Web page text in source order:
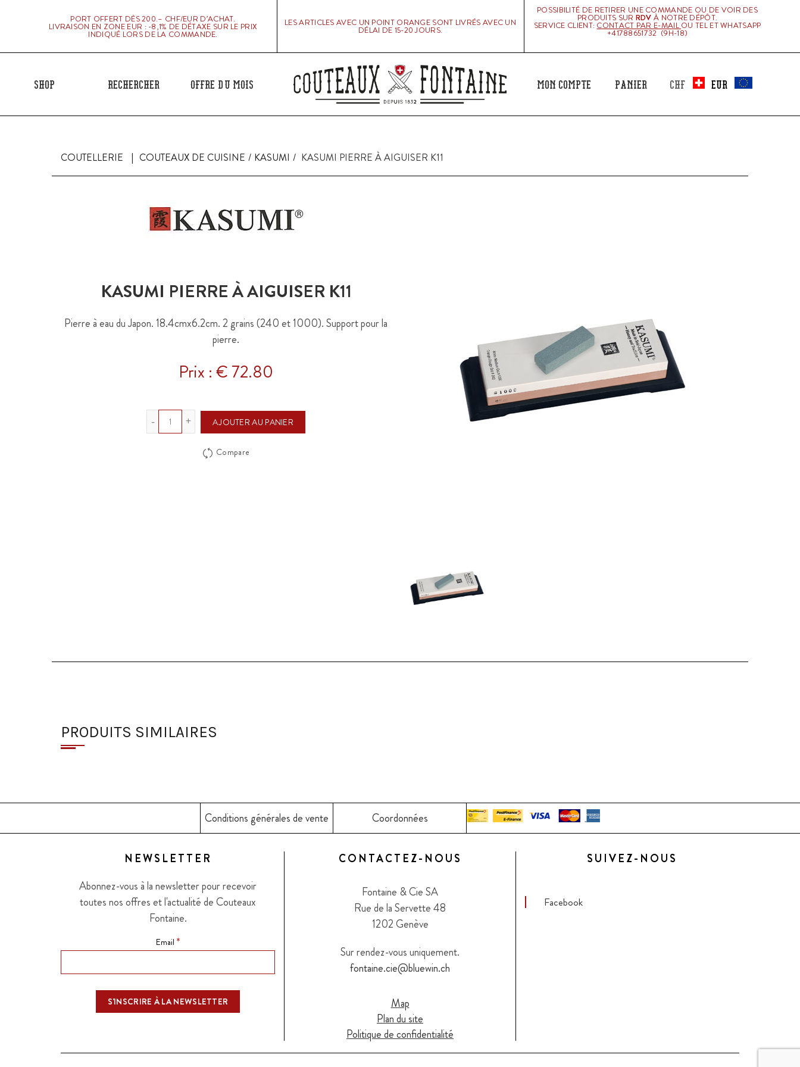
PORT OFFERT DÈS 200.– CHF/EUR D’ACHAT.
LIVRAISON EN ZONE EUR : -8,1% DE DÉTAXE SUR LE PRIX
INDIQUÉ LORS DE LA COMMANDE.
LES ARTICLES AVEC UN POINT ORANGE SONT LIVRÉS AVEC UN
DÉLAI DE 15-20 JOURS.
POSSIBILITÉ DE RETIRER UNE COMMANDE OU DE VOIR DES
PRODUITS SUR RDV À NOTRE DÉPÔT.
SERVICE CLIENT: CONTACT PAR E-MAIL OU TEL ET WHATSAPP
+41788651732 (9H-18)
Shop Rechercher Offre du mois Mon Compte Panier
COUTELLERIE COUTEAUX DE CUISINE KASUMI KASUMI PIERRE À AIGUISER K11
KASUMI PIERRE À AIGUISER K11
Pierre à eau du Japon. 18.4cmx6.2cm. 2 grains (240 et 1000). Support pour la
pierre.
Prix : € 72.80
Quantité
AJOUTER AU PANIER
Compare
PRODUITS SIMILAIRES
Conditions générales de vente Coordonnées
NEWSLETTER
Abonnez-vous à la newsletter pour recevoir
toutes nos offres et l'actualité de Couteaux
Fontaine.
Email *
CONTACTEZ-NOUS
Fontaine & Cie SA
Rue de la Servette 48
1202 Genève
Sur rendez-vous uniquement.
fontaine.cie@bluewin.ch
Map
Plan du site
Politique de confidentialité
SUIVEZ-NOUS
Facebook